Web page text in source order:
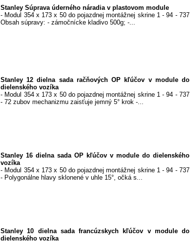
Stanley Súprava úderného náradia v plastovom module
- Modul 354 x 173 x 50 do pojazdnej montážnej skrine 1 - 94 - 737
Obsah súpravy: - zámočnícke kladivo 500g; -...
Stanley 12 dielna sada račňových OP kľúčov v module do
dielenského vozíka
- Modul 354 x 173 x 50 do pojazdnej montážnej skrine 1 - 94 - 737
- 72 zubov mechanizmu zaisťuje jemný 5° krok -...
Stanley 16 dielna sada OP kľúčov v module do dielenského
vozíka
- Modul 354 x 173 x 50 do pojazdnej montážnej skrine 1 - 94 - 737
- Polygonálne hlavy sklonené v uhle 15°, očká s...
Stanley 10 dielna sada francúzskych kľúčov v module do
dielenského vozíka